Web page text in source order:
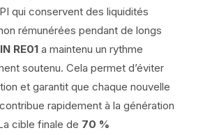
qui conservent des liquidités
rémunérées pendant de longs
RE01a maintenu un rythme
soutenu. Cela permet d’éviter
et garantit que chaque nouvelle
rapidement à la génération
cible finale de 70 %